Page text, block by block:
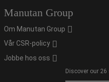
Manutan Group
Om Manutan Group
Vår CSR-policy
Jobbe hos oss
Discover our